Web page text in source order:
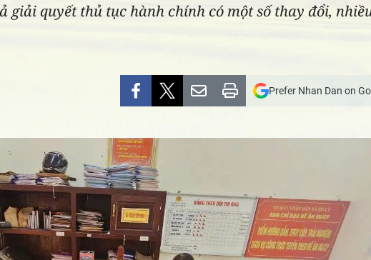
giải quyết thủ tục hành chính có một số thay đổi,
Prefer Nhan Dan on